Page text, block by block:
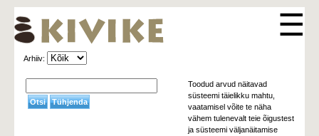
☰
Arhiiv:
Toodud arvud näitavad
süsteemi täielikku mahtu,
vaatamisel võite te näha
vähem tulenevalt teie õigustest
ja süsteemi väljanäitamise